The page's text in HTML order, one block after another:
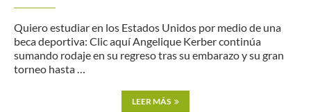
Quiero estudiar en los Estados Unidos por medio de una
beca deportiva: Clic aquí Angelique Kerber continúa
sumando rodaje en su regreso tras su embarazo y su gran
torneo hasta …
LEER MÁS